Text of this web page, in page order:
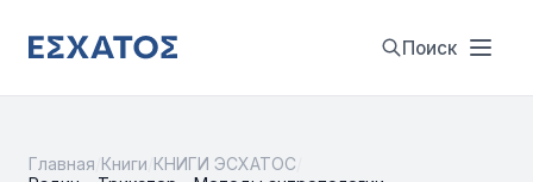
Поиск
Главная Книги КНИГИ ЭСХАТОС